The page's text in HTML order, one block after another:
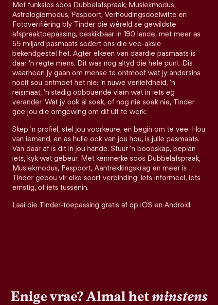
Met funksies soos Dubbelafspraak, Musiekmodus,
Astrologiemodus, Paspoort, Verhoudingsdoelwitte en
Fotoverifiëring bly Tinder die wêreld se gewildste
afspraaktoepassing, beskikbaar in 190 lande, met meer as
55 miljard pasmaats sedert ons die vee-aksie
bekendgestel het. Agter elkeen van daardie pasmaats is
daar 'n regte mens. Dit was nog altyd die hele punt. Dis
waarheen jy gaan om mense te ontmoet wat jy andersins
nooit sou ontmoet het nie: ’n nuwe verliefdheid, ’n
reismaat, ’n stadig opbouende vlam wat in iets eg
verander. Wat jy ook al soek, of nog nie soek nie, Tinder
gee jou die omgewing om dit uit te werk.
Skep 'n profiel, stel jou voorkeure, en begin om te vee. Hou
van iemand, en as hulle ook van jou hou, is julle pasmaats.
Van daar af is dit in jou hande. Stuur ’n boodskap, beplan
iets, kyk wat gebeur. Met kenmerke soos Dubbelafspraak,
Musiekmodus, Paspoort, Aantrekkingskrag en meer is
Tinder gebou vir elke soort verbinding: iets informeel, iets
ernstig, of iets tussenin.
Laai die Tinder-toepassing gratis af op iOS en Android.
Enige vrae? Almal hetminstens